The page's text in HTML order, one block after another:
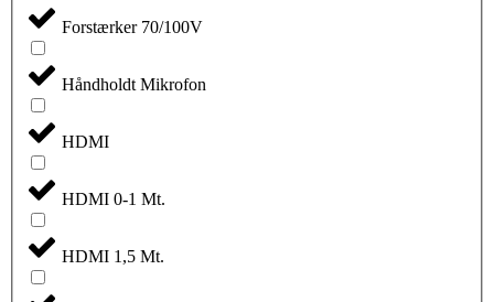
Forstærker 70/100V
Håndholdt Mikrofon
HDMI
HDMI 0-1 Mt.
HDMI 1,5 Mt.